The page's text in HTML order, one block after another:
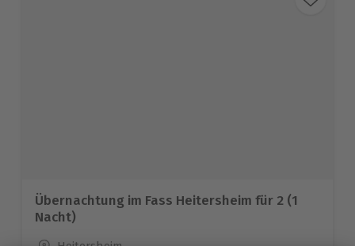
Übernachtung im Fass Heitersheim für 2 (1
Nacht)